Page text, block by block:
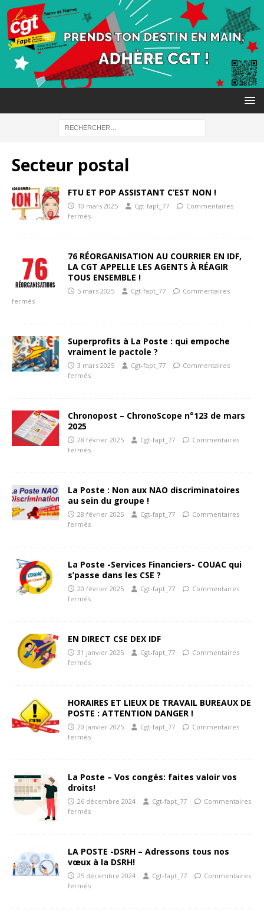
Secteur postal
FTU ET POP ASSISTANT C’EST NON !
10 mars 2025 Cgt-fapt_77
Commentaires
fermés
76 RÉORGANISATION AU COURRIER EN IDF,
LA CGT APPELLE LES AGENTS À RÉAGIR
TOUS ENSEMBLE !
5 mars 2025 Cgt-fapt_77
Commentaires
fermés
Superprofits à La Poste : qui empoche
vraiment le pactole ?
3 mars 2025 Cgt-fapt_77
Commentaires
fermés
Chronopost – ChronoScope n°123 de mars
2025
28 février 2025 Cgt-fapt_77
Commentaires
fermés
La Poste : Non aux NAO discriminatoires
au sein du groupe !
28 février 2025 Cgt-fapt_77
Commentaires
fermés
La Poste -Services Financiers- COUAC qui
s’passe dans les CSE ?
20 février 2025 Cgt-fapt_77
Commentaires
fermés
EN DIRECT CSE DEX IDF
31 janvier 2025 Cgt-fapt_77
Commentaires
fermés
HORAIRES ET LIEUX DE TRAVAIL BUREAUX DE
POSTE : ATTENTION DANGER !
20 janvier 2025 Cgt-fapt_77
Commentaires
fermés
La Poste – Vos congés: faites valoir vos
droits!
26 décembre 2024 Cgt-fapt_77
Commentaires
fermés
LA POSTE -DSRH – Adressons tous nos
vœux à la DSRH!
25 décembre 2024 Cgt-fapt_77
Commentaires
fermés